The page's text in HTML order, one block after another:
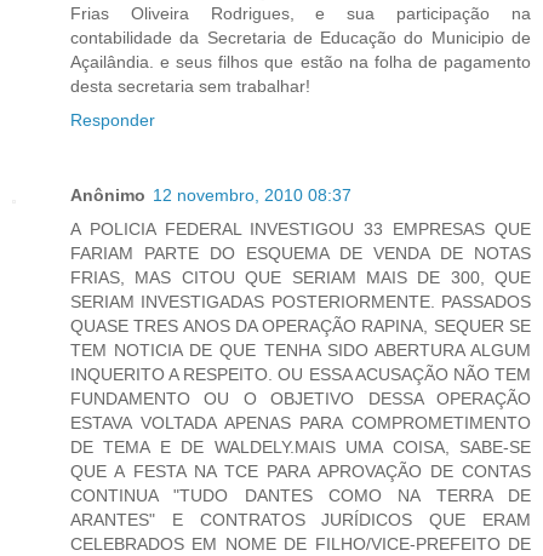
Frias Oliveira Rodrigues, e sua participação na
contabilidade da Secretaria de Educação do Municipio de
Açailândia. e seus filhos que estão na folha de pagamento
desta secretaria sem trabalhar!
Responder
Anônimo 12 novembro, 2010 08:37
A POLICIA FEDERAL INVESTIGOU 33 EMPRESAS QUE
FARIAM PARTE DO ESQUEMA DE VENDA DE NOTAS
FRIAS, MAS CITOU QUE SERIAM MAIS DE 300, QUE
SERIAM INVESTIGADAS POSTERIORMENTE. PASSADOS
QUASE TRES ANOS DA OPERAÇÃO RAPINA, SEQUER SE
TEM NOTICIA DE QUE TENHA SIDO ABERTURA ALGUM
INQUERITO A RESPEITO. OU ESSA ACUSAÇÃO NÃO TEM
FUNDAMENTO OU O OBJETIVO DESSA OPERAÇÃO
ESTAVA VOLTADA APENAS PARA COMPROMETIMENTO
DE TEMA E DE WALDELY.MAIS UMA COISA, SABE-SE
QUE A FESTA NA TCE PARA APROVAÇÃO DE CONTAS
CONTINUA "TUDO DANTES COMO NA TERRA DE
ARANTES" E CONTRATOS JURÍDICOS QUE ERAM
CELEBRADOS EM NOME DE FILHO/VICE-PREFEITO DE